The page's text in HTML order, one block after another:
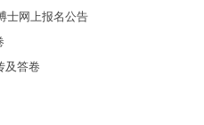
士网上报名公告
及答卷